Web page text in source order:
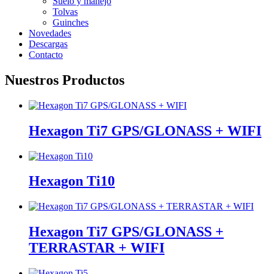
Tolvas
Guinches
Novedades
Descargas
Contacto
Nuestros Productos
Hexagon Ti7 GPS/GLONASS + WIFI
Hexagon Ti10
Hexagon Ti7 GPS/GLONASS +
TERRASTAR + WIFI